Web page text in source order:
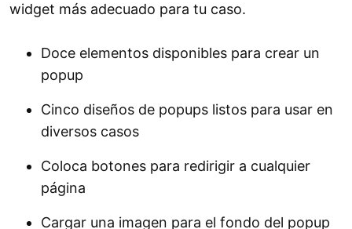
widget más adecuado para tu caso.
Doce elementos disponibles para crear un
popup
Cinco diseños de popups listos para usar en
diversos casos
Coloca botones para redirigir a cualquier
página
Cargar una imagen para el fondo del popup